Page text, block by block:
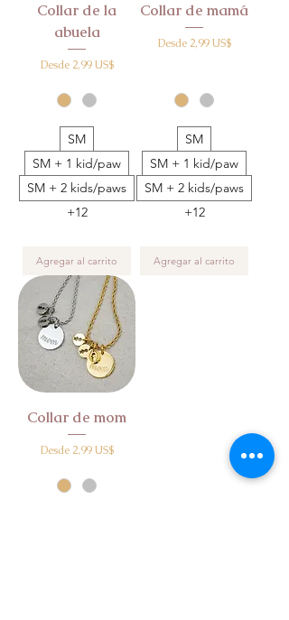
Collar de la
abuela
Desde 2,99 US$
Precio de oferta
SM
SM + 1 kid/paw
SM + 2 kids/paws
+12
Agregar al carrito
Collar de mamá
Desde 2,99 US$
Precio de oferta
SM
SM + 1 kid/paw
SM + 2 kids/paws
+12
Agregar al carrito
Collar de mom
Desde 2,99 US$
Precio de oferta